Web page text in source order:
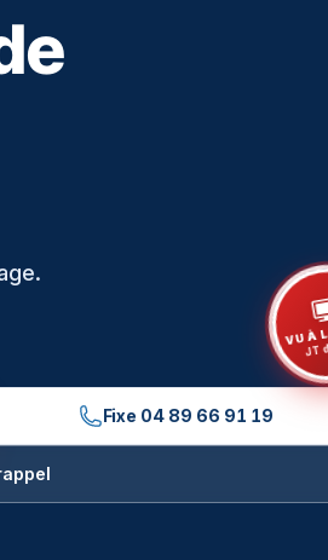
Fixe 04 89 66 91 19
VU À
JT